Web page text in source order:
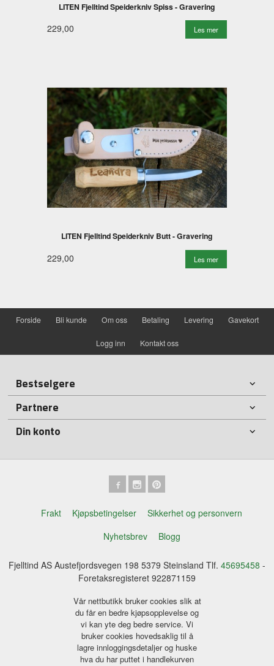
LITEN Fjelltind Speiderkniv Spiss - Gravering
229,00 Les mer
LITEN Fjelltind Speiderkniv Butt - Gravering
229,00 Les mer
Forside Bli kunde Om oss Betaling Levering Gavekort
Logg inn Kontakt oss
Bestselgere
Partnere
Din konto
Frakt Kjøpsbetingelser
Sikkerhet og personvern
Nyhetsbrev
Blogg
Fjelltind AS Austefjordsvegen 198 5379 Steinsland Tlf. 45695458 -
Foretaksregisteret 922871159
Vår nettbutikk bruker cookies slik at
du får en bedre kjøpsopplevelse og
vi kan yte deg bedre service. Vi
bruker cookies hovedsaklig til å
lagre innloggingsdetaljer og huske
hva du har puttet i handlekurven